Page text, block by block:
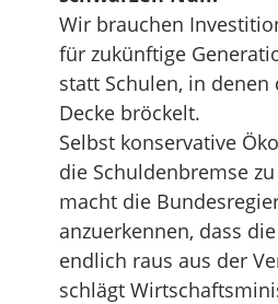
Wir brauchen
für zukünftige
statt Schulen, in denen
Decke bröckelt.
Selbst konservative
die Schuldenbremse
macht die
anzuerkennen, dass
endlich raus aus der
schlägt